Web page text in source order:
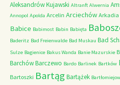
Aleksandrów Kujawski Altranft Alwernia
Annopol Apolda Arcelin Arciechów Arkadia
Babice Babimost Babin Babięta
Baderitz Bad Freienwalde Bad Muskau Bad
Sulze Bagienice Bakus Wanda Banie Mazurskie
BarchówBarczewo Bardo Barlinek Bartków
Bartoszki Bartąg Bartążek